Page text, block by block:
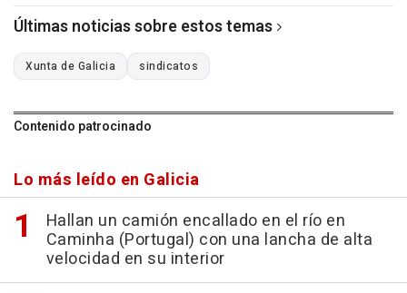
Últimas noticias sobre estos temas
Xunta de Galicia sindicatos
Contenido patrocinado
Lo más leído en Galicia
Hallan un camión encallado en el río en
Caminha (Portugal) con una lancha de alta
velocidad en su interior